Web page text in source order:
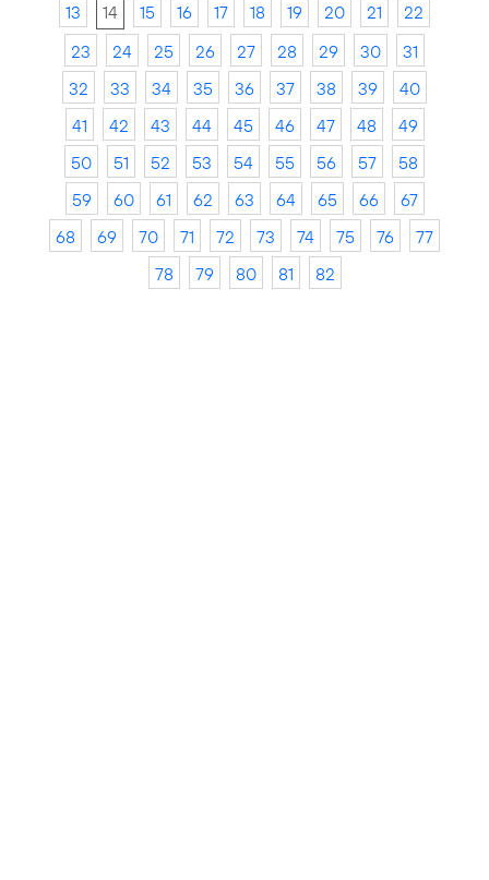
13
14 15 16 17 18 19 20 21
22
23
24 25 26 27 28 29 30
31
32
33 34 35 36 37 38 39
40
41
42 43 44 45 46 47 48
49
50
51 52 53 54 55 56 57
58
59
60 61 62 63 64 65 66
67
68
69 70 71 72 73 74 75 76
77
78
79 80 81 82